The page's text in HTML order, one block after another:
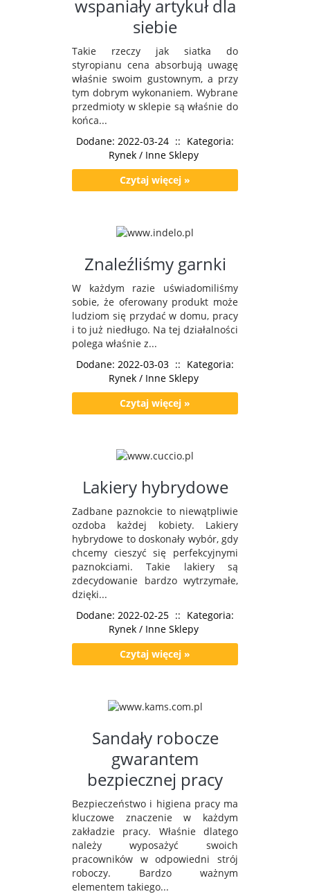
wspaniały artykuł dla
siebie
Takie rzeczy jak siatka do
styropianu cena absorbują uwagę
właśnie swoim gustownym, a przy
tym dobrym wykonaniem. Wybrane
przedmioty w sklepie są właśnie do
końca...
Dodane: 2022-03-24 :: Kategoria:
Rynek / Inne Sklepy
Czytaj więcej »
Znaleźliśmy garnki
W każdym razie uświadomiliśmy
sobie, że oferowany produkt może
ludziom się przydać w domu, pracy
i to już niedługo. Na tej działalności
polega właśnie z...
Dodane: 2022-03-03 :: Kategoria:
Rynek / Inne Sklepy
Czytaj więcej »
Lakiery hybrydowe
Zadbane paznokcie to niewątpliwie
ozdoba każdej kobiety. Lakiery
hybrydowe to doskonały wybór, gdy
chcemy cieszyć się perfekcyjnymi
paznokciami. Takie lakiery są
zdecydowanie bardzo wytrzymałe,
dzięki...
Dodane: 2022-02-25 :: Kategoria:
Rynek / Inne Sklepy
Czytaj więcej »
Sandały robocze
gwarantem
bezpiecznej pracy
Bezpieczeństwo i higiena pracy ma
kluczowe znaczenie w każdym
zakładzie pracy. Właśnie dlatego
należy wyposażyć swoich
pracowników w odpowiedni strój
roboczy. Bardzo ważnym
elementem takiego...